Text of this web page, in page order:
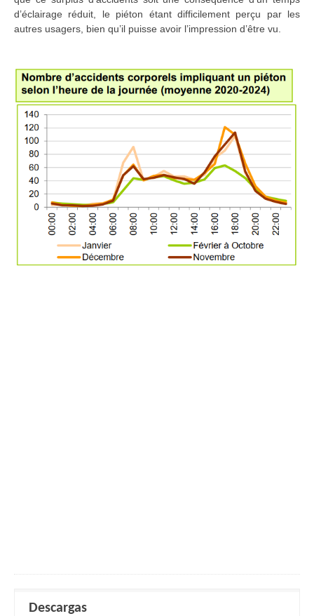
d’éclairage réduit, le piéton étant difficilement perçu par les
autres usagers, bien qu’il puisse avoir l’impression d’être vu.
Descargas